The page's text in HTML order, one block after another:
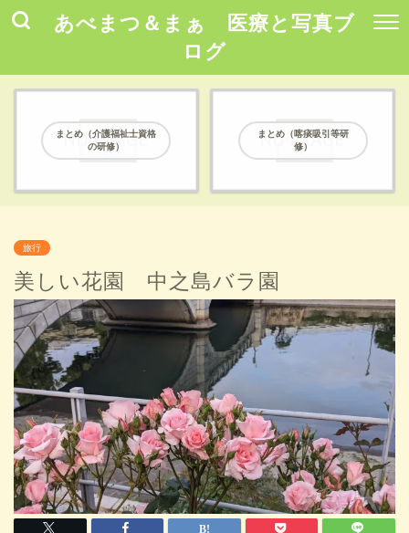
あべまつ＆まぁ 医療と写真ブ
ログ
まとめ（介護福祉士資格
の研修）
まとめ（喀痰吸引等研
修）
旅行
美しい花園 中之島バラ園